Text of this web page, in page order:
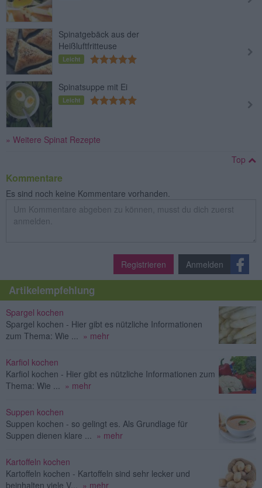
Spinatgebäck aus der
Heißluftfritteuse
Leicht
Spinatsuppe mit Ei
Leicht
» Weitere Spinat Rezepte
Top
Kommentare
Es sind noch keine Kommentare vorhanden.
Registrieren Anmelden
Artikelempfehlung
Spargel kochen
Spargel kochen - Hier gibt es nützliche Informationen
zum Thema: Wie ... » mehr
Karfiol kochen
Karfiol kochen - Hier gibt es nützliche Informationen zum
Thema: Wie ... » mehr
Suppen kochen
Suppen kochen - so gelingt es. Als Grundlage für
Suppen dienen klare ... » mehr
Kartoffeln kochen
Kartoffeln kochen - Kartoffeln sind sehr lecker und
beinhalten viele V...
» mehr